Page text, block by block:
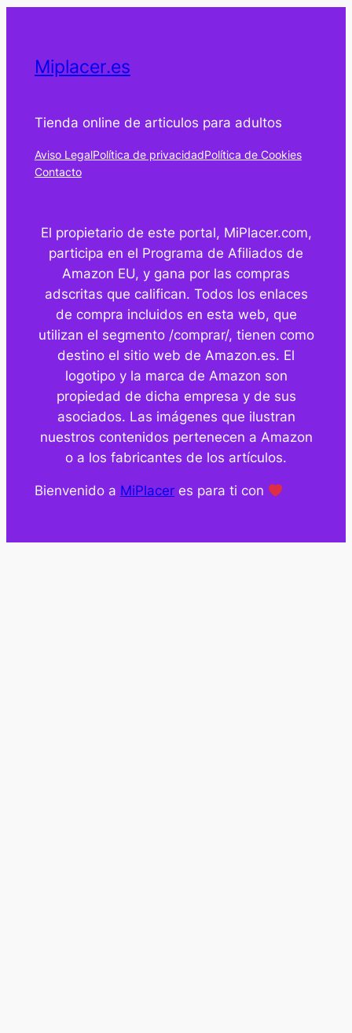
Miplacer.es
Tienda online de articulos para adultos
Aviso LegalPolítica de privacidadPolítica de Cookies
Contacto
El propietario de este portal, MiPlacer.com,
participa en el Programa de Afiliados de
Amazon EU, y gana por las compras
adscritas que califican. Todos los enlaces
de compra incluidos en esta web, que
utilizan el segmento /comprar/, tienen como
destino el sitio web de Amazon.es. El
logotipo y la marca de Amazon son
propiedad de dicha empresa y de sus
asociados. Las imágenes que ilustran
nuestros contenidos pertenecen a Amazon
o a los fabricantes de los artículos.
Bienvenido a MiPlaceres para ti con